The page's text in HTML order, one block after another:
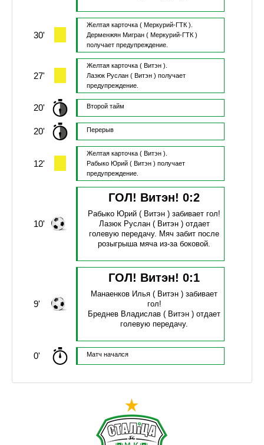
30'
Желтая карточка ( Меркурий-ГТК ).
Дерменжян Мигран( Меркурий-ГТК )
получает предупреждение.
27'
Желтая карточка ( Витэн ).
Лазюк Руслан( Витэн ) получает
предупреждение.
20' Второй тайм
20' Перерыв
12'
Желтая карточка ( Витэн ).
Рабыко Юрий( Витэн ) получает
предупреждение.
10'
ГОЛ! Витэн!0:2
Рабыко Юрий ( Витэн )забивает гол!
Лазюк Руслан( Витэн ) отдает
голевую передачу. Мяч забит после
розыгрыша мяча из-за боковой.
9'
ГОЛ! Витэн!0:1
Манаенков Илья ( Витэн )забивает
гол!
Бреднев Владислав ( Витэн )отдает
голевую передачу.
0' Матч начался